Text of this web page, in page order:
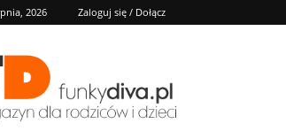
2026 Zaloguj się / Dołącz